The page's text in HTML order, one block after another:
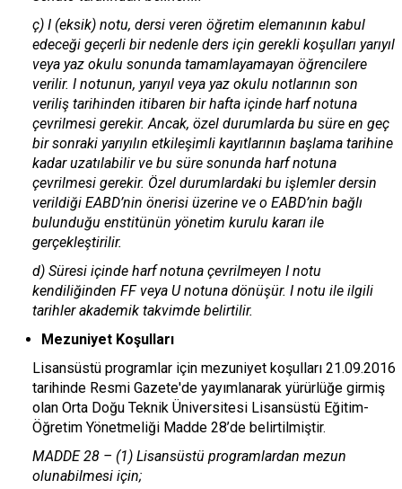
ç) I (eksik) notu, dersi veren öğretim elemanının kabul
edeceği geçerli bir nedenle ders için gerekli koşulları yarıyıl
veya yaz okulu sonunda tamamlayamayan öğrencilere
verilir. I notunun, yarıyıl veya yaz okulu notlarının son
veriliş tarihinden itibaren bir hafta içinde harf notuna
çevrilmesi gerekir. Ancak, özel durumlarda bu süre en geç
bir sonraki yarıyılın etkileşimli kayıtlarının başlama tarihine
kadar uzatılabilir ve bu süre sonunda harf notuna
çevrilmesi gerekir. Özel durumlardaki bu işlemler dersin
verildiği EABD’nin önerisi üzerine ve o EABD’nin bağlı
bulunduğu enstitünün yönetim kurulu kararı ile
gerçekleştirilir.
d) Süresi içinde harf notuna çevrilmeyen I notu
kendiliğinden FF veya U notuna dönüşür. I notu ile ilgili
tarihler akademik takvimde belirtilir.
Mezuniyet Koşulları
Lisansüstü programlar için mezuniyet koşulları 21.09.2016
tarihinde Resmi Gazete'de yayımlanarak yürürlüğe girmiş
olan Orta Doğu Teknik Üniversitesi Lisansüstü Eğitim-
Öğretim Yönetmeliği Madde 28’de belirtilmiştir.
MADDE 28 – (1) Lisansüstü programlardan mezun
olunabilmesi için;